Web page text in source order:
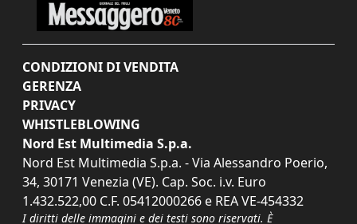
CONDIZIONI DI VENDITA
GERENZA
PRIVACY
WHISTLEBLOWING
Nord Est Multimedia S.p.a.
Nord Est Multimedia S.p.a. - Via Alessandro Poerio,
34, 30171 Venezia (VE). Cap. Soc. i.v. Euro
1.432.522,00 C.F. 05412000266 e REA VE-454332
I diritti delle immagini e dei testi sono riservati. È